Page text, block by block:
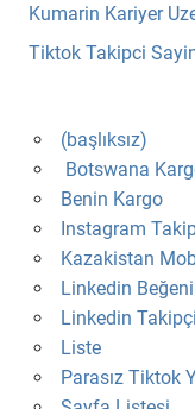
Kumarin Kariyer
Tiktok Takipci
(başlıksız)
Botswana
Benin Kargo
Instagram
Kazakistan
Linkedin
Linkedin
Liste
Parasız Tiktok